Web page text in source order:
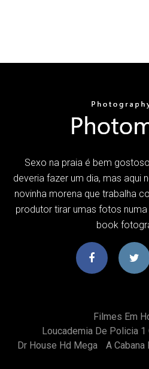
Sexo na praia é bem
deveria fazer um dia, mas aqui
novinha morena que trabalha
produtor tirar umas fotos
book
Filmes Em
Loucademia De Policia 1
Dr House Hd Mega
A